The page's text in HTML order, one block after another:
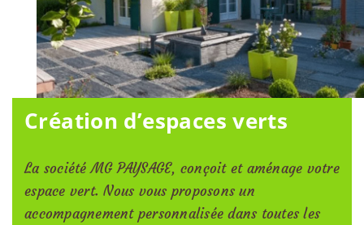
Création d’espaces verts
La société MG PAYSAGE, conçoit et aménage votre
espace vert. Nous vous proposons un
accompagnement personnalisée dans toutes les